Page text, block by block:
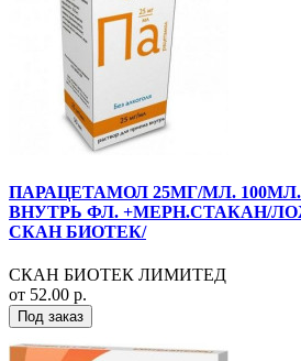
ПАРАЦЕТАМОЛ 25МГ/МЛ.
ВНУТРЬ ФЛ. +МЕРН.СТАКАН/
СКАН БИОТЕК/
СКАН БИОТЕК ЛИМИТЕД
от 52.00 р.
Под заказ